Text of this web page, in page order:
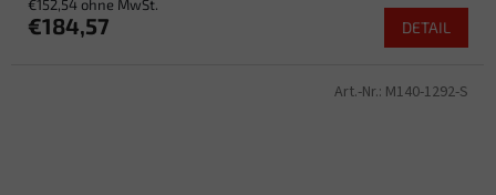
€152,54 ohne MwSt.
€184,57 DETAIL
Art.-Nr.: M140-1292-S